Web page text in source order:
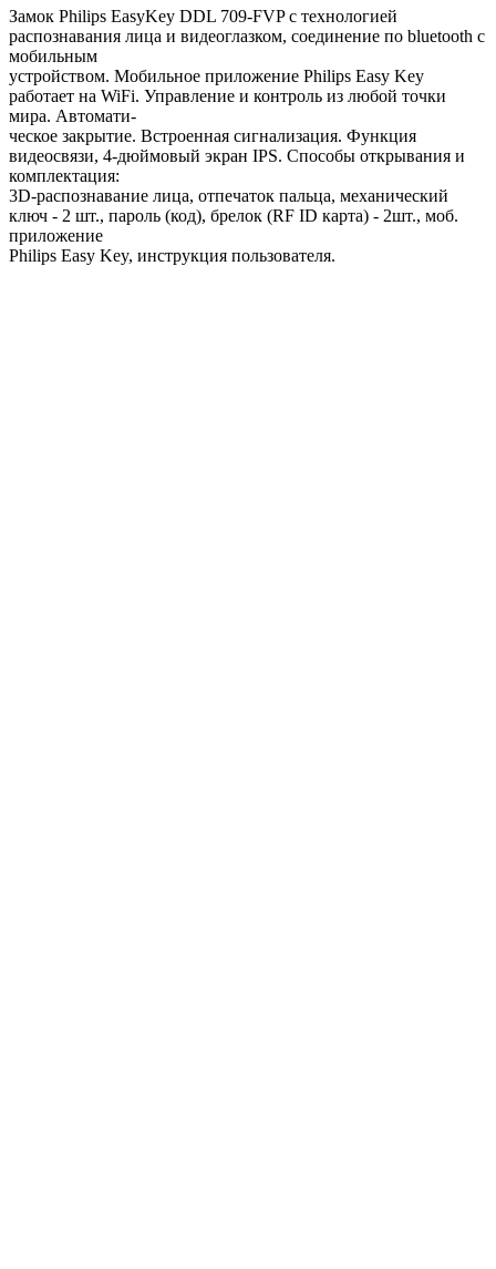
Замок Philips EasyKey DDL 709-FVP с технологией
распознавания лица и видеоглазком, соединение по bluetooth с
мобильным
устройством. Мобильное приложение Philips Easy Key
работает на WiFi. Управление и контроль из любой точки
мира. Автомати-
ческое закрытие. Встроенная сигнализация. Функция
видеосвязи, 4-дюймовый экран IPS. Способы открывания и
комплектация:
3D-распознавание лица, отпечаток пальца, механический
ключ - 2 шт., пароль (код), брелок (RF ID карта) - 2шт., моб.
приложение
Philips Easy Key, инструкция пользователя.